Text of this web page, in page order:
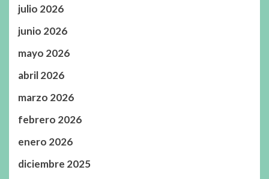
julio 2026
junio 2026
mayo 2026
abril 2026
marzo 2026
febrero 2026
enero 2026
diciembre 2025